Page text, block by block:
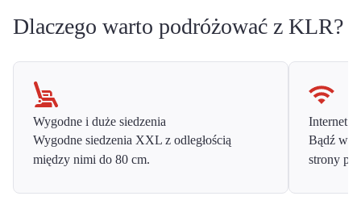
Dlaczego warto podróżować z KLR?
Wygodne i duże siedzenia
Wygodne siedzenia XXL z odległością
między nimi do 80 cm.
Internet
Bądź w
strony